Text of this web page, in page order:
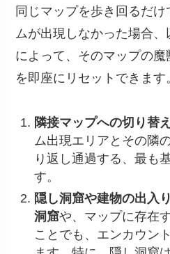
同じマップを歩き回るだ
ムが出現しなかった場合
によって、そのマップの
を即座にリセットできます
隣接マップへの切り替
ム出現エリアとその隣
り返し通過する、最も
す。
隠し洞窟や建物の出入
洞窟や、マップに存在
ことでも、エンカウン